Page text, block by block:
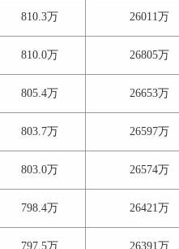
810.3万 26011万
810.0万 26805万
805.4万 26653万
803.7万 26597万
803.0万 26574万
798.4万 26421万
797.5万 26391万